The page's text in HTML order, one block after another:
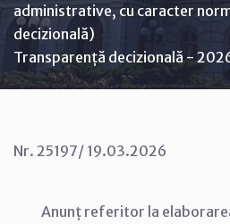
administrative, cu caracter
decizională)
Transparență decizională -
Nr. 25197/ 19.03.2026
Anunț referitor la